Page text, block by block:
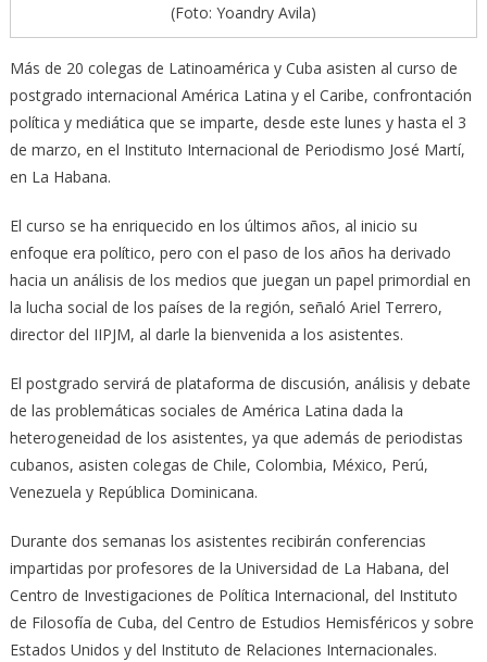
(Foto: Yoandry Avila)
Más de 20 colegas de Latinoamérica y Cuba asisten al curso de
postgrado internacional América Latina y el Caribe, confrontación
política y mediática que se imparte, desde este lunes y hasta el 3
de marzo, en el Instituto Internacional de Periodismo José Martí,
en La Habana.
El curso se ha enriquecido en los últimos años, al inicio su
enfoque era político, pero con el paso de los años ha derivado
hacia un análisis de los medios que juegan un papel primordial en
la lucha social de los países de la región, señaló Ariel Terrero,
director del IIPJM, al darle la bienvenida a los asistentes.
El postgrado servirá de plataforma de discusión, análisis y debate
de las problemáticas sociales de América Latina dada la
heterogeneidad de los asistentes, ya que además de periodistas
cubanos, asisten colegas de Chile, Colombia, México, Perú,
Venezuela y República Dominicana.
Durante dos semanas los asistentes recibirán conferencias
impartidas por profesores de la Universidad de La Habana, del
Centro de Investigaciones de Política Internacional, del Instituto
de Filosofía de Cuba, del Centro de Estudios Hemisféricos y sobre
Estados Unidos y del Instituto de Relaciones Internacionales.